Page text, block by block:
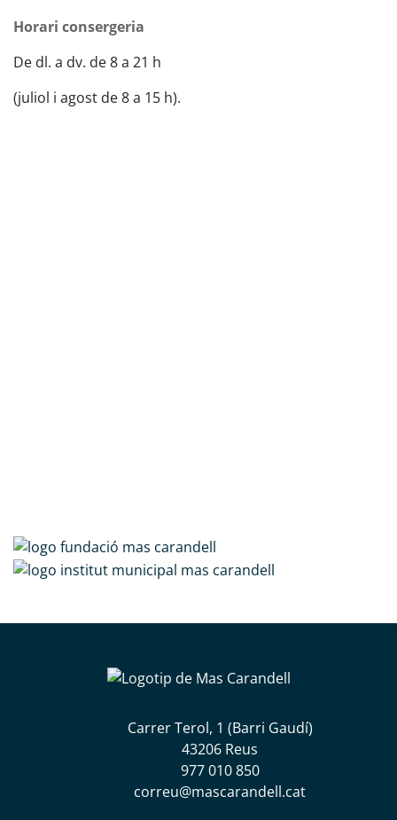
Horari consergeria
De dl. a dv. de 8 a 21 h
(juliol i agost de 8 a 15 h).
Carrer Terol, 1 (Barri Gaudí)
43206 Reus
977 010 850
correu@mascarandell.cat